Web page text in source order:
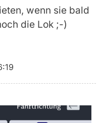
wenn sie bald
die Lok ;-)